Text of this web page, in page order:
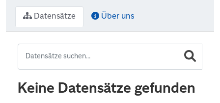
Datensätze Über uns
Keine Datensätze gefunden